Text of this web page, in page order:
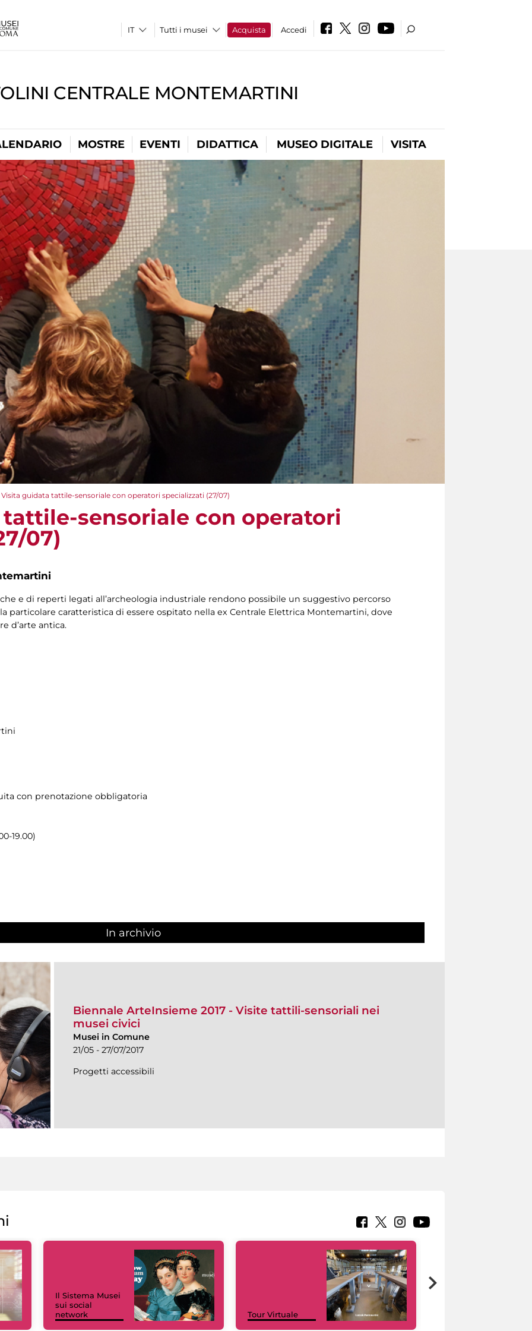
Tutti i musei Acquista Accedi
CENTRALE MONTEMARTINI
MOSTRE EVENTI DIDATTICA MUSEO DIGITALE VISITA
Visita guidata tattile-sensoriale con operatori specializzati (27/07)
sensoriale con operatori
07)
e di reperti legati all’archeologia industriale rendono possibile un suggestivo percorso
particolare caratteristica di essere ospitato nella ex Centrale Elettrica Montemartini, dove
d’arte antica.
con prenotazione obbligatoria
19.00)
In archivio
Biennale ArteInsieme 2017 - Visite tattili-sensoriali nei
musei civici
Musei in Comune
21/05 - 27/07/2017
Progetti accessibili
Il Sistema Musei
sui social
network
Tour Virtuale